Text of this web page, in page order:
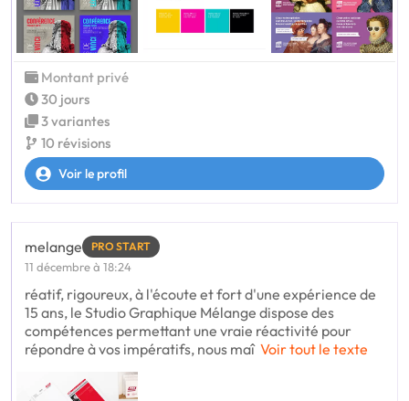
Montant privé
30 jours
3 variantes
10 révisions
Voir le profil
melange PRO START
11 décembre à 18:24
réatif, rigoureux, à l'écoute et fort d'une expérience de
15 ans, le Studio Graphique Mélange dispose des
compétences permettant une vraie réactivité pour
répondre à vos impératifs, nous maî Voir tout le texte